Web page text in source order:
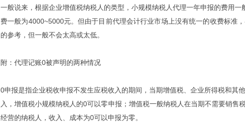
一般说来，根据企业增值税纳税人的类型，小规模纳税人代理一年申报的费用
费一般为4000~5000元。但由于目前代理会计行业市场上没有统一的收费标准
的参考，但一般不会太高或太低。
附：代理记账0被声明的两种情况
0申报是指企业税收申报不发生应税收入的期间，当期增值税、企业所得税和其
入，增值税小规模纳税人的0可以零申报；增值税一般纳税人在当期不需要销
经营的纳税人，收入、成本为0可以申报为零。